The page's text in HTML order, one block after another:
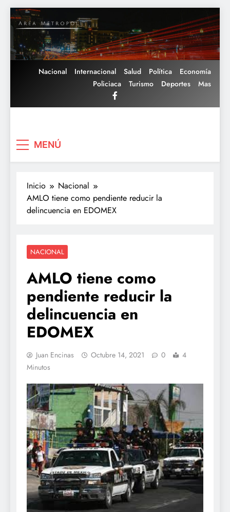
Saltar
al
contenido
Nacional Internacional Salud Política
Economía
Policiaca
Turismo Deportes Mas
MENÚ
Inicio
Nacional
AMLO tiene como pendiente reducir la
delincuencia en EDOMEX
NACIONAL
AMLO tiene como
pendiente reducir la
delincuencia en
EDOMEX
Juan Encinas Octubre 14, 2021 0
4
Minutos